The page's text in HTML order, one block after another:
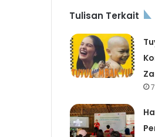
Tulisan Terkait